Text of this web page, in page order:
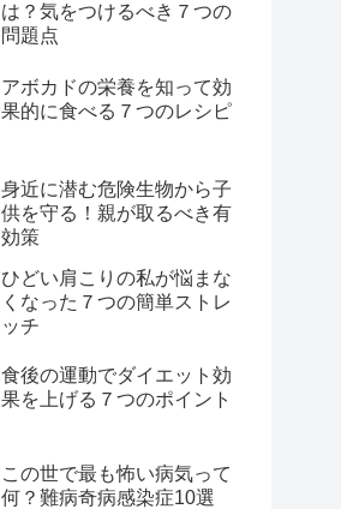
は？気をつけるべき７つの
問題点
アボカドの栄養を知って効
果的に食べる７つのレシピ
身近に潜む危険生物から子
供を守る！親が取るべき有
効策
ひどい肩こりの私が悩まな
くなった７つの簡単ストレ
ッチ
食後の運動でダイエット効
果を上げる７つのポイント
この世で最も怖い病気って
何？難病奇病感染症10選